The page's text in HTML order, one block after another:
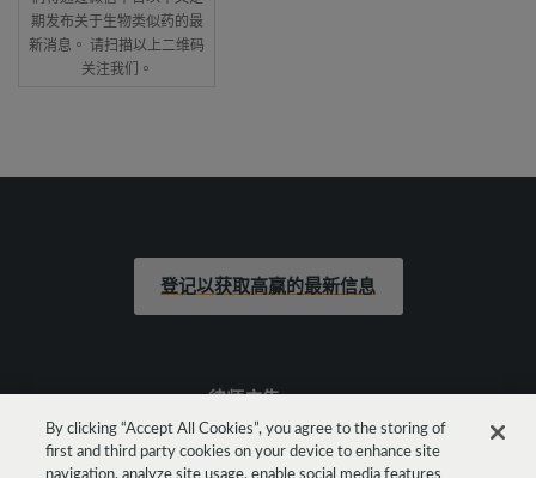
期发布关于生物类似药的最
新消息。 请扫描以上二维码
关注我们。
登记以获取高赢的最新信息
律师广告
法律声明
By clicking “Accept All Cookies”, you agree to the storing of
first and third party cookies on your device to enhance site